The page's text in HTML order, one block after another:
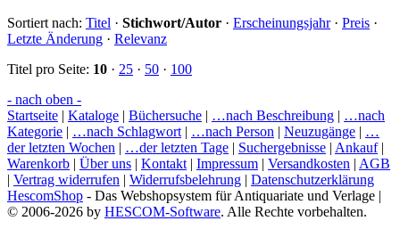
Sortiert nach: Titel · Stichwort/Autor · Erscheinungsjahr· Preis ·
Letzte Änderung · Relevanz
Titel pro Seite: 10 · 25 · 50 · 100
- nach oben -
Startseite | Kataloge | Büchersuche | …nach Beschreibung | …nach
Kategorie | …nach Schlagwort | …nach Person | Neuzugänge | …
der letzten Wochen | …der letzten Tage | Suchergebnisse | Ankauf|
Warenkorb | Über uns | Kontakt | Impressum | Versandkosten | AGB
| Vertrag widerrufen | Widerrufsbelehrung | Datenschutzerklärung
HescomShop - Das Webshopsystem für Antiquariate und Verlage |
© 2006-2026 by HESCOM-Software. Alle Rechte vorbehalten.